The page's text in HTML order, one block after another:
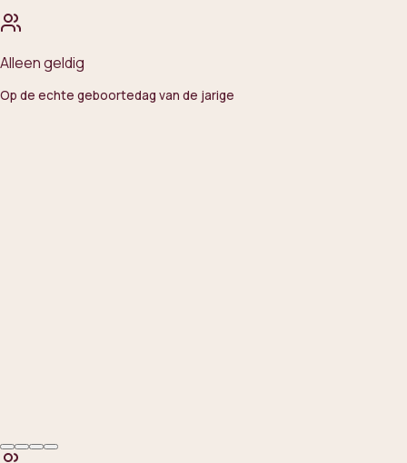
Alleen geldig
Op de echte geboortedag van de jarige